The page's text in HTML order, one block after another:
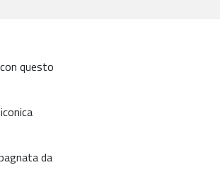
questo
da